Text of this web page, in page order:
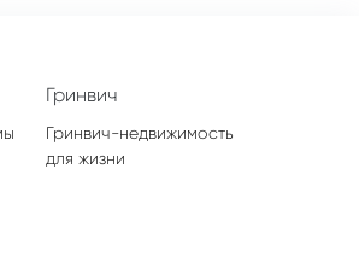
Гринвич
Гринвич-недвижимость
для жизни